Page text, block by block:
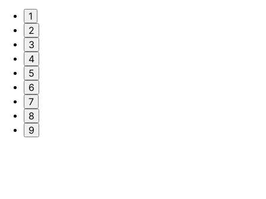
1
2
3
4
5
6
7
8
9